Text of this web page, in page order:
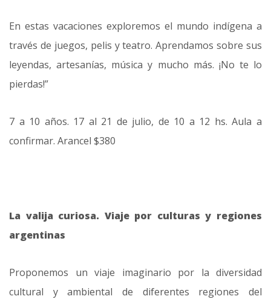
En estas vacaciones exploremos el mundo indígena a
través de juegos, pelis y teatro. Aprendamos sobre sus
leyendas, artesanías, música y mucho más. ¡No te lo
pierdas!”
7 a 10 años. 17 al 21 de julio, de 10 a 12 hs. Aula a
confirmar. Arancel $380
La valija curiosa. Viaje por culturas y regiones
argentinas
Proponemos un viaje imaginario por la diversidad
cultural y ambiental de diferentes regiones del